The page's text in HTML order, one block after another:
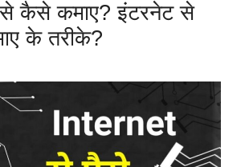
कैसे कमाए? इंटरनेट से
के तरीके?